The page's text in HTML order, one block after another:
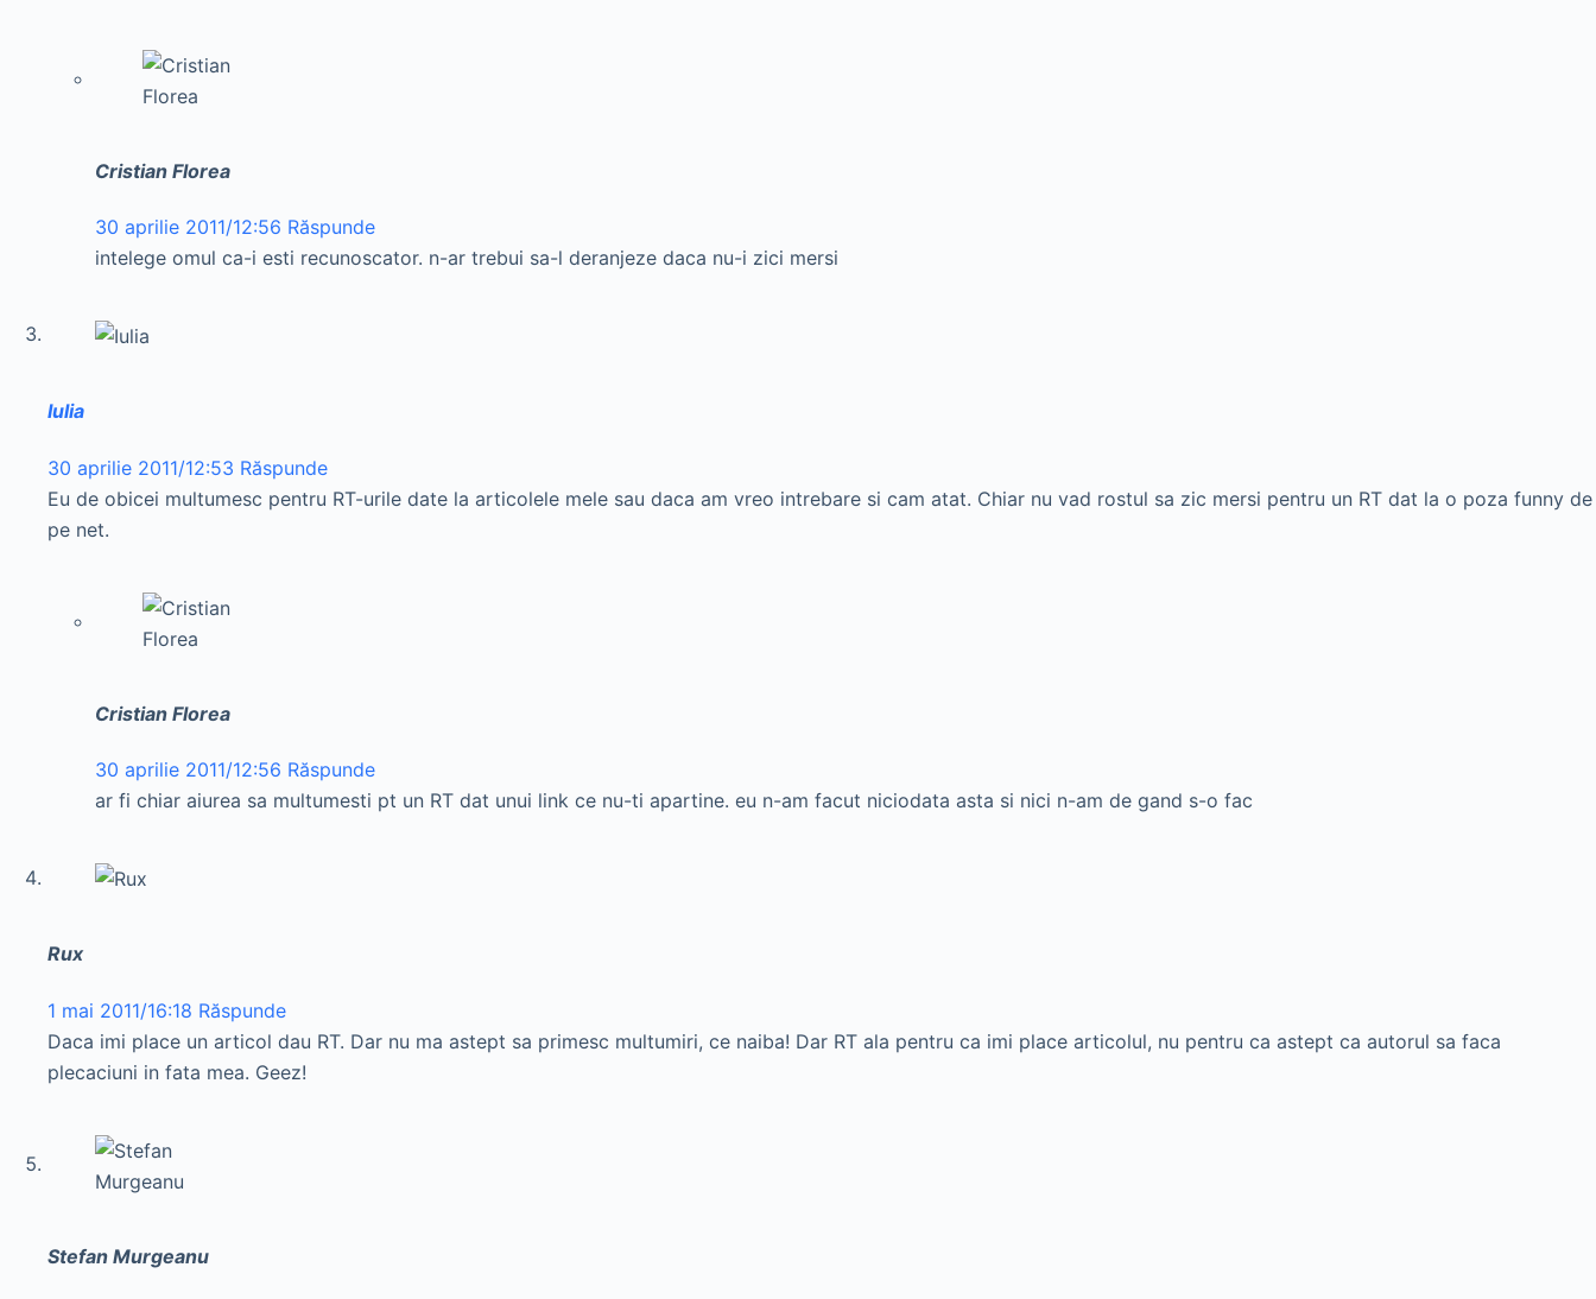
Cristian Florea
30 aprilie 2011/12:56 Răspunde
intelege omul ca-i esti recunoscator. n-ar trebui sa-l deranjeze daca nu-i zici mersi
Iulia
30 aprilie 2011/12:53 Răspunde
Eu de obicei multumesc pentru RT-urile date la articolele mele sau daca am vreo intrebare si cam atat. Chiar nu vad rostul sa zic mersi pentru un RT dat la o poza funny de
pe net.
Cristian Florea
30 aprilie 2011/12:56 Răspunde
ar fi chiar aiurea sa multumesti pt un RT dat unui link ce nu-ti apartine. eu n-am facut niciodata asta si nici n-am de gand s-o fac
Rux
1 mai 2011/16:18 Răspunde
Daca imi place un articol dau RT. Dar nu ma astept sa primesc multumiri, ce naiba! Dar RT ala pentru ca imi place articolul, nu pentru ca astept ca autorul sa faca
plecaciuni in fata mea. Geez!
Stefan Murgeanu